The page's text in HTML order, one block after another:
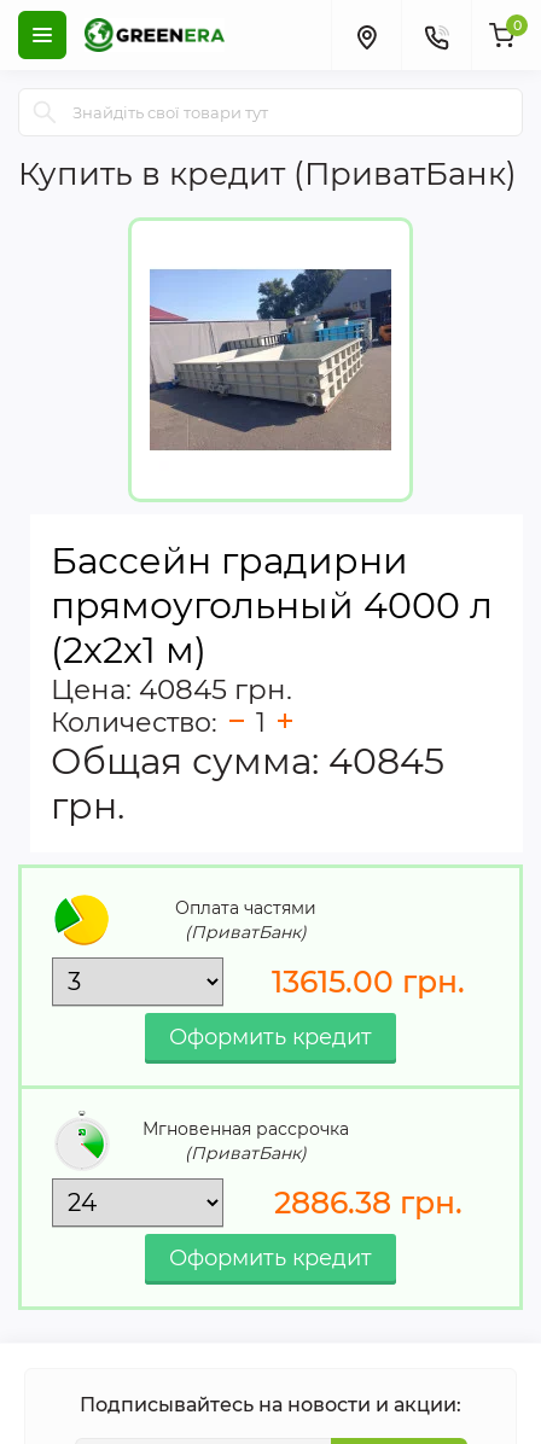
0
Купить в кредит (ПриватБанк)
Бассейн градирни
прямоугольный 4000 л
(2х2х1 м)
Цена: 40845 грн.
Количество: 1
Общая сумма: 40845
грн.
Оплата частями
(ПриватБанк)
13615.00 грн.
Мгновенная рассрочка
(ПриватБанк)
2886.38 грн.
Подписывайтесь на новости и акции: